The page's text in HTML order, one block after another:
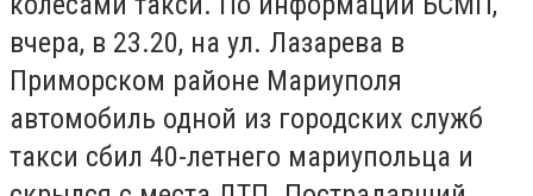
вчера, в 23.20, на ул. Лазарева в
Приморском районе Мариуполя
автомобиль одной из городских служб
такси сбил 40-летнего мариупольца и